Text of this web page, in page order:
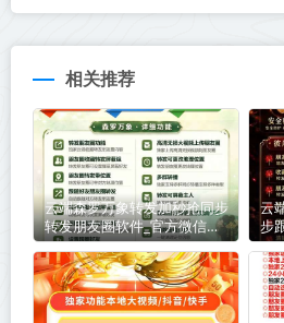
相关推荐
云端森罗万象转发加秒抢同步
转发朋友圈软件_官方微信一
键转发
云
步
键